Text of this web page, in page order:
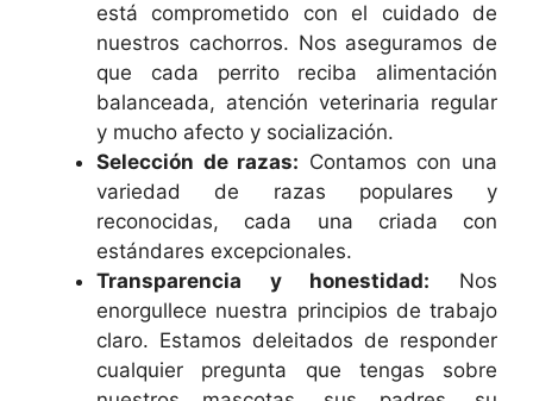
está comprometido con el cuidado de
nuestros cachorros. Nos aseguramos de
que cada perrito reciba alimentación
balanceada, atención veterinaria regular
y mucho afecto y socialización.
Selección de razas: Contamos con una
variedad de razas populares y
reconocidas, cada una criada con
estándares excepcionales.
Transparencia y honestidad: Nos
enorgullece nuestra principios de trabajo
claro. Estamos deleitados de responder
cualquier pregunta que tengas sobre